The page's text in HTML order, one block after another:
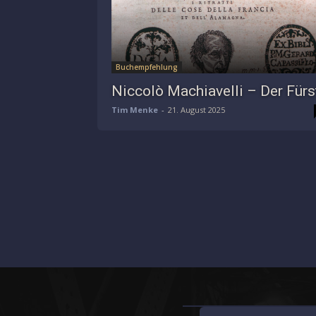
Buchempfehlung
Niccolò Machiavelli – Der
Tim Menke - 21. August 2025